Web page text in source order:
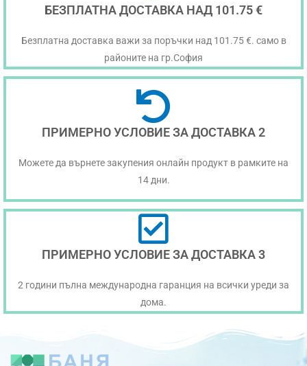
БЕЗПЛАТНА ДОСТАВКА НАД 101.75 €
Безплатна доставка важи за поръчки над 101.75 €. само в
районите на гр.София
ПРИМЕРНО УСЛОВИЕ ЗА ДОСТАВКА 2
Можете да върнете закупения онлайн продукт в рамките на
14 дни.
ПРИМЕРНО УСЛОВИЕ ЗА ДОСТАВКА 3
2 години пълна международна гаранция на всички уреди за
дома.